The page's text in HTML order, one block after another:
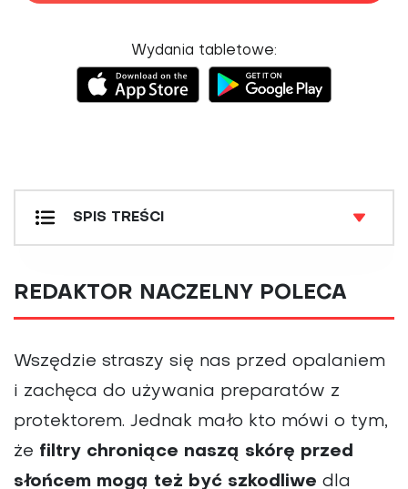
Wydania tabletowe:
SPIS TREŚCI
NEWS FOCUS
TEMAT NUMERU
WYMOWNE GRAFIKI
ZDROWY STYL ŻYCIA
REDAKTOR NACZELNY POLECA
Wszędzie straszy się nas przed opalaniem
i zachęca do używania preparatów z
protektorem. Jednak mało kto mówi o tym,
że filtry chroniące naszą skórę przed
słońcem mogą też być szkodliwe dla